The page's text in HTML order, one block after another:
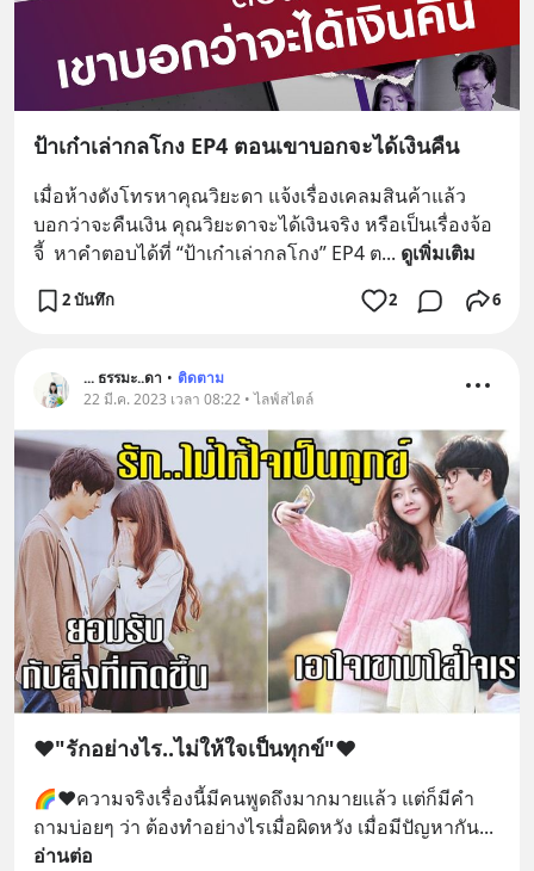
ป้าเก๋าเล่ากลโกง EP4 ตอนเขาบอกจะได้เงินคืน
เมื่อห้างดังโทรหาคุณวิยะดา แจ้งเรื่องเคลมสินค้าแล้ว
บอกว่าจะคืนเงิน คุณวิยะดาจะได้เงินจริง หรือเป็นเรื่องจ้อ
จี้  หาคำตอบได้ที่ “ป้าเก๋าเล่ากลโกง” EP4 ต... ดูเพิ่มเติม
2 บันทึก 2 6
... ธรรมะ..ดา • ติดตาม
22 มี.ค. 2023 เวลา 08:22 • ไลฟ์สไตล์
❤"รักอย่างไร..ไม่ให้ใจเป็นทุกข์"❤
🌈❤ความจริงเรื่องนี้มีคนพูดถึงมากมายแล้ว แต่ก็มีคำ
ถามบ่อยๆ ว่า ต้องทำอย่างไรเมื่อผิดหวัง เมื่อมีปัญหากัน
อ่านต่อ